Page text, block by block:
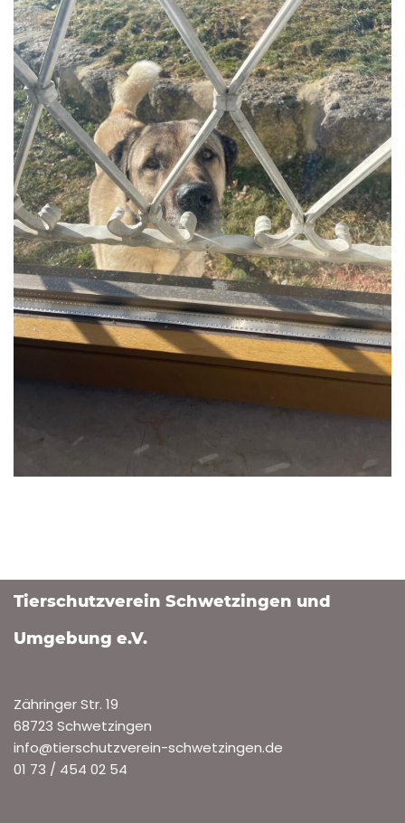
Tierschutzverein Schwetzingen und
Umgebung e.V.
Zähringer Str. 19
68723 Schwetzingen
info@tierschutzverein-schwetzingen.de
01 73 / 454 02 54